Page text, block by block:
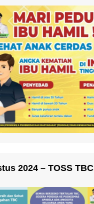
2024 – TOSS TBC